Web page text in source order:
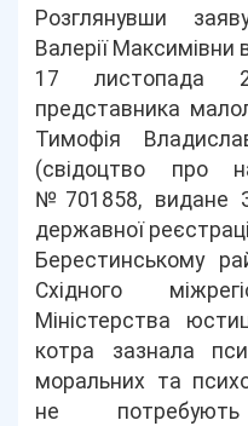
Розглянувши
Валерії Максимівни
17 листопада
представника
Тимофія
(свідоцтво про
№701858, видане
державної
Берестинському
Східного
Міністерства
котра зазнала
моральних та
не